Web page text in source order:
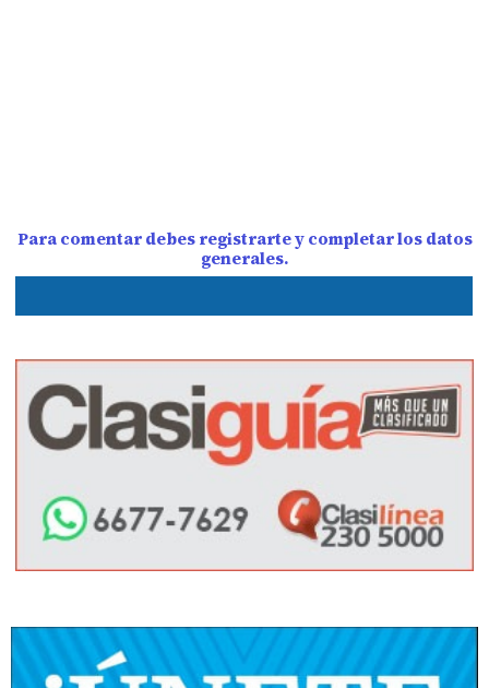
Para comentar debes registrarte y completar los datos
generales.